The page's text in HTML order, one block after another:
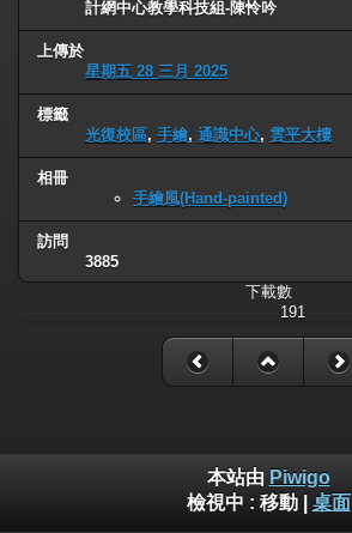
計網中心教學科技組-陳怜吟
上傳於
星期五 28 三月 2025
標籤
光復校區, 手繪, 通識中心, 雲平大樓
相冊
手繪風(Hand-painted)
訪問
3885
下載數
191
本站由 Piwigo
檢視中 : 移動| 桌面